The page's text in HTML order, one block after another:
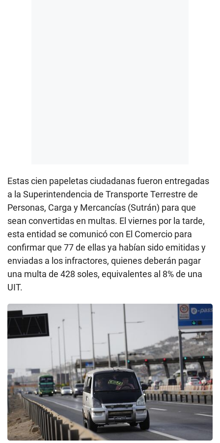
Estas cien papeletas ciudadanas fueron entregadas
a la Superintendencia de Transporte Terrestre de
Personas, Carga y Mercancías (Sutrán) para que
sean convertidas en multas. El viernes por la tarde,
esta entidad se comunicó con El Comercio para
confirmar que 77 de ellas ya habían sido emitidas y
enviadas a los infractores, quienes deberán pagar
una multa de 428 soles, equivalentes al 8% de una
UIT.